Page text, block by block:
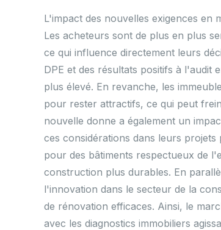
L'impact des nouvelles exigences en
Les acheteurs sont de plus en plus
ce qui influence directement leurs
DPE et des résultats positifs à l'audit
plus élevé. En revanche, les
pour rester attractifs, ce qui peut
nouvelle donne a également un
ces considérations dans leurs
pour des bâtiments respectueux de
construction plus durables. En
l'innovation dans le secteur de la
de rénovation efficaces. Ainsi, le
avec les diagnostics immobiliers